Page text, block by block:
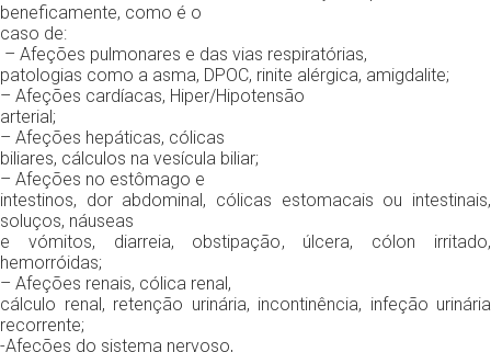
beneficamente, como é o
caso de:
– Afeções pulmonares e das vias respiratórias,
patologias como a asma, DPOC, rinite alérgica, amigdalite;
– Afeções cardíacas, Hiper/Hipotensão
arterial;
– Afeções hepáticas, cólicas
biliares, cálculos na vesícula biliar;
– Afeções no estômago e
intestinos, dor abdominal, cólicas estomacais ou intestinais,
soluços, náuseas
e vómitos, diarreia, obstipação, úlcera, cólon irritado,
hemorróidas;
– Afeções renais, cólica renal,
cálculo renal, retenção urinária, incontinência, infeção urinária
recorrente;
-Afeções do sistema nervoso,